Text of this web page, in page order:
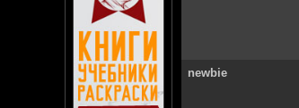
newbie